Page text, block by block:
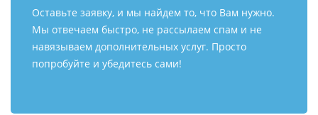
Оставьте заявку, и мы найдем то, что Вам нужно.
Мы отвечаем быстро, не рассылаем спам и не
навязываем дополнительных услуг. Просто
попробуйте и убедитесь сами!